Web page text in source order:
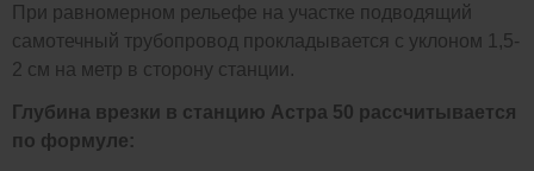
При равномерном рельефе на участке подводящий
самотечный трубопровод прокладывается с уклоном 1,5-
2 см на метр в сторону станции.
Глубина врезки в станцию Астра 50 рассчитывается
по формуле: